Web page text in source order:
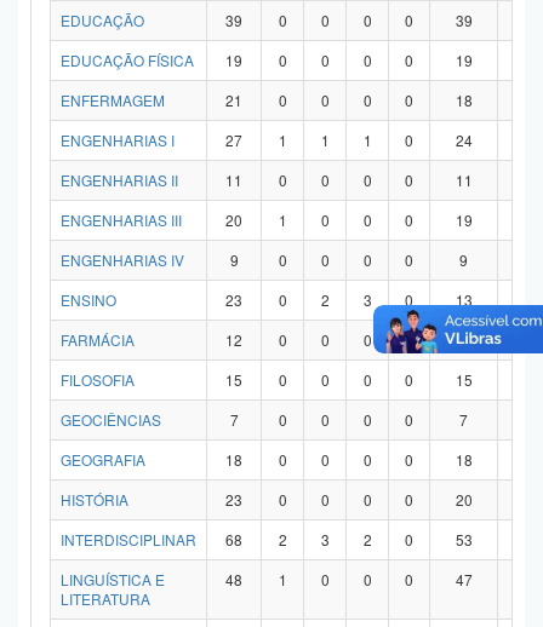
EDUCAÇÃO
39 0 0 0 0 39
EDUCAÇÃO FÍSICA
19 0 0 0 0 19
ENFERMAGEM
21 0 0 0 0 18
ENGENHARIAS I
27 1 1 1 0 24
ENGENHARIAS II
11 0 0 0 0 11
ENGENHARIAS III
20 1 0 0 0 19
ENGENHARIAS IV
9 0 0 0 0 9
ENSINO
23 0 2 3 0 13
FARMÁCIA
12 0 0 0 0 12
FILOSOFIA
15 0 0 0 0 15
GEOCIÊNCIAS
7 0 0 0 0 7
GEOGRAFIA
18 0 0 0 0 18
HISTÓRIA
23 0 0 0 0 20
INTERDISCIPLINAR
68 2 3 2 0 53
LINGUÍSTICA E
LITERATURA
48 1 0 0 0 47